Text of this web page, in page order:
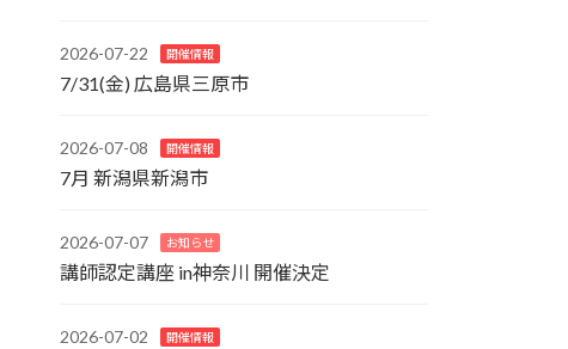
2026-07-22 開催情報
7/31(金) 広島県三原市
2026-07-08 開催情報
7月 新潟県新潟市
2026-07-07 お知らせ
講師認定講座 in神奈川 開催決定
2026-07-02 開催情報